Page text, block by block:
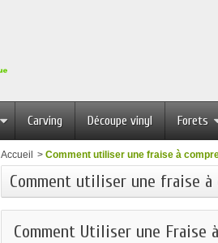
Carving Découpe vinyl Forets
Accueil > Comment utiliser une fraise à
Comment utiliser une fraise
Comment Utiliser une Fraise